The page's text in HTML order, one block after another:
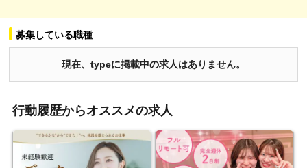
募集している職種
現在、typeに掲載中の求人はありません。
行動履歴からオススメの求人